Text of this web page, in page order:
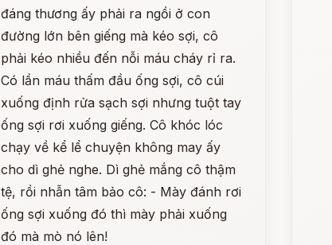
đáng thương ấy phải ra ngồi ở con
đường lớn bên giếng mà kéo sợi, cô
phải kéo nhiều đến nỗi máu cháy rỉ ra.
Có lần máu thấm đầu ống sợi, cô cúi
xuống định rửa sạch sợi nhưng tuột tay
ống sợi rơi xuống giếng. Cô khóc lóc
chạy về kể lể chuyện không may ấy
cho dì ghẻ nghe. Dì ghẻ mắng cô thậm
tệ, rồi nhẫn tâm bảo cô: - Mày đánh rơi
ống sợi xuống đó thì mày phải xuống
đó mà mò nó lên!